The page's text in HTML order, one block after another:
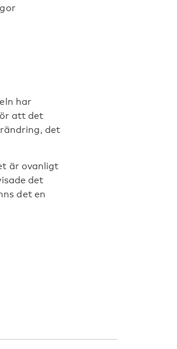
har
att det
det
är ovanligt
det
det en